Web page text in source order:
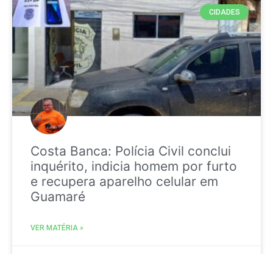
CIDADES
Costa Banca: Polícia Civil conclui
inquérito, indicia homem por furto
e recupera aparelho celular em
Guamaré
VER MATÉRIA »